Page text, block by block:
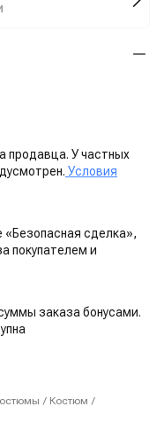
продавца. У частных
Условия
«Безопасная сделка»,
покупателем и
заказа бонусами.
/ Костюм /